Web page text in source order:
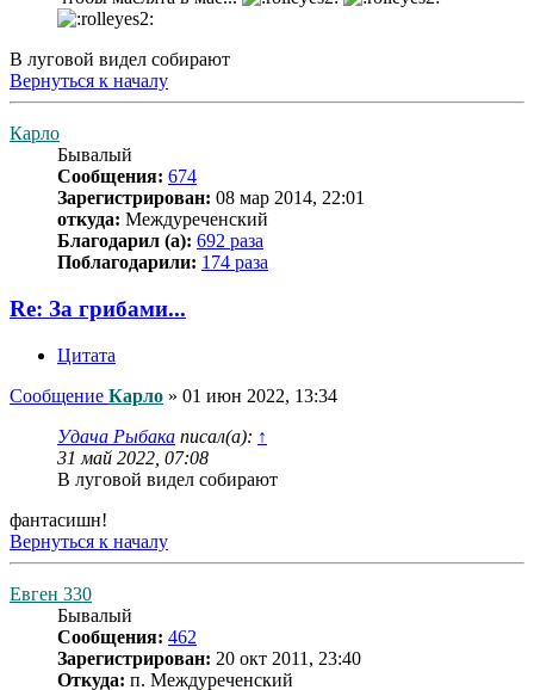
В луговой видел собирают
Вернуться к началу
Карло
Бывалый
Сообщения: 674
Зарегистрирован: 08 мар 2014, 22:01
откуда: Междуреченский
Благодарил (а): 692 раза
Поблагодарили: 174 раза
Re: За грибами...
Цитата
Сообщение Карло » 01 июн 2022, 13:34
Удача Рыбака писал(а): ↑
31 май 2022, 07:08
В луговой видел собирают
фантасишн!
Вернуться к началу
Евген 330
Бывалый
Сообщения: 462
Зарегистрирован: 20 окт 2011, 23:40
Откуда: п. Междуреченский